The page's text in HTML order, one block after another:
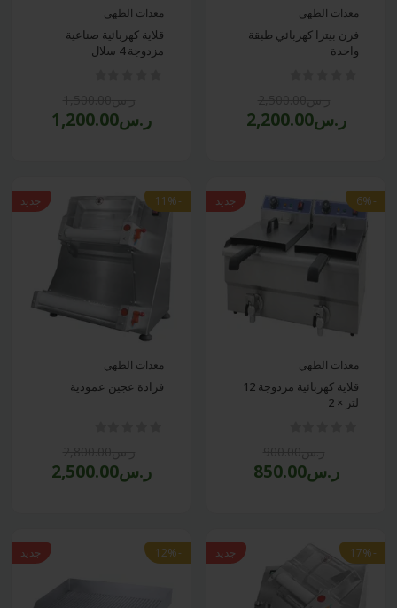
معدات الطهي
فرن بيتزا كهربائي طبقة
واحدة
ر.س2,200.00
معدات الطهي
قلاية كهربائية صناعية
مزدوجة 4 سلال
ر.س1,200.00
جديد -6%
معدات الطهي
قلاية كهربائية مزدوجة 12
لتر × 2
ر.س850.00
جديد -11%
معدات الطهي
فرادة عجين عمودية
ر.س2,500.00
جديد -17% جديد -12%